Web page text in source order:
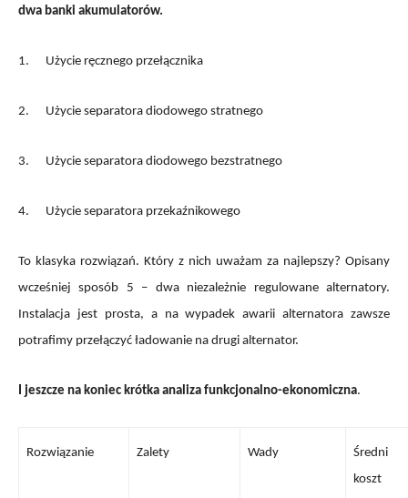
dwa banki akumulatorów.
1. Użycie ręcznego przełącznika
2. Użycie separatora diodowego stratnego
3. Użycie separatora diodowego bezstratnego
4. Użycie separatora przekaźnikowego
To klasyka rozwiązań. Który z nich uważam za najlepszy? Opisany
wcześniej sposób 5 – dwa niezależnie regulowane alternatory.
Instalacja jest prosta, a na wypadek awarii alternatora zawsze
potrafimy przełączyć ładowanie na drugi alternator.
I jeszcze na koniec krótka analiza funkcjonalno-ekonomiczna.
Rozwiązanie Zalety Wady
Średni
koszt